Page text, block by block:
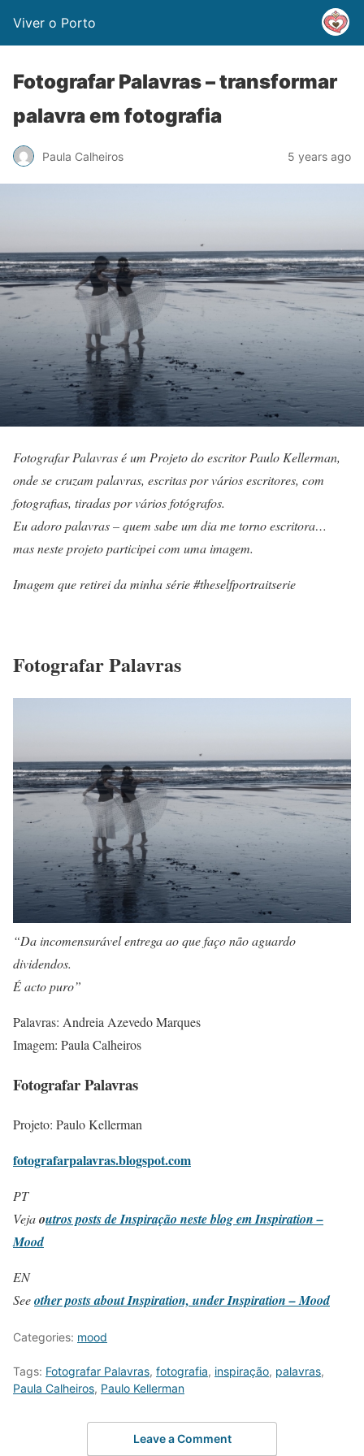
Viver o Porto
Fotografar Palavras – transformar
palavra em fotografia
Paula Calheiros 5 years ago
Fotografar Palavras é um Projeto do escritor Paulo Kellerman,
onde se cruzam palavras, escritas por vários escritores, com
fotografias, tiradas por vários fotógrafos.
Eu adoro palavras – quem sabe um dia me torno escritora…
mas neste projeto participei com uma imagem.
Imagem que retirei da minha série #theselfportraitserie
Fotografar Palavras
“Da incomensurável entrega ao que faço não aguardo
dividendos.
É acto puro”
Palavras: Andreia Azevedo Marques
Imagem: Paula Calheiros
Fotografar Palavras
Projeto: Paulo Kellerman
fotografarpalavras.blogspot.com
PT
Vejaoutros posts de Inspiração neste blog em Inspiration –
Mood
EN
Seeother posts about Inspiration, under Inspiration – Mood
Categories: mood
Tags: Fotografar Palavras, fotografia, inspiração, palavras,
Paula Calheiros, Paulo Kellerman
Leave a Comment